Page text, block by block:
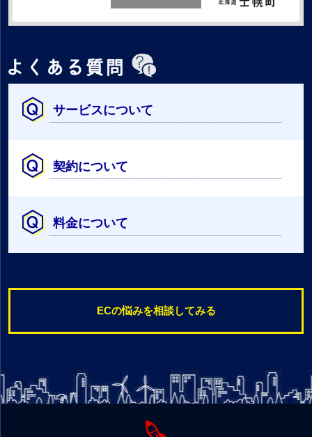
サービスについて
契約について
料金について
ECの悩みを相談してみる